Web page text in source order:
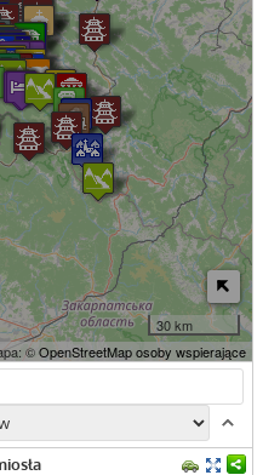
30 km
©OpenStreetMap osoby wspierające